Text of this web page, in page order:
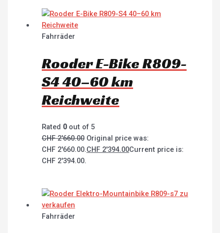
Fahrräder
Rooder E-Bike R809-
S4 40–60 km
Reichweite
Rated 0out of 5
CHF2'660.00 Original price was:
CHF 2'660.00.CHF 2'394.00Current price is:
CHF 2'394.00.
Fahrräder